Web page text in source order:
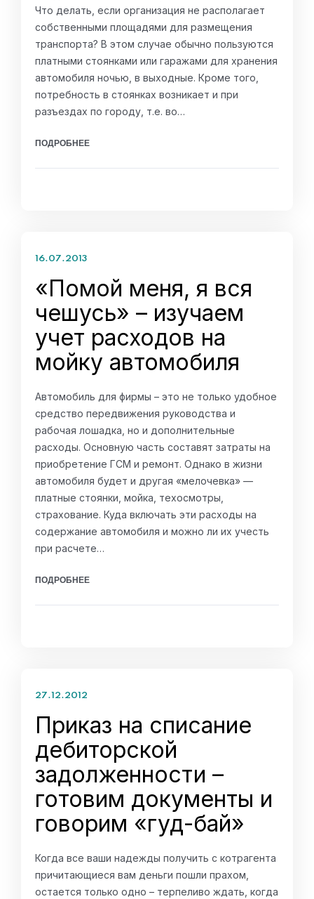
Что делать, если организация не располагает
собственными площадями для размещения
транспорта? В этом случае обычно пользуются
платными стоянками или гаражами для хранения
автомобиля ночью, в выходные. Кроме того,
потребность в стоянках возникает и при
разъездах по городу, т.е. во…
ПОДРОБНЕЕ
16.07.2013
«Помой меня, я вся
чешусь» – изучаем
учет расходов на
мойку автомобиля
Автомобиль для фирмы – это не только удобное
средство передвижения руководства и
рабочая лошадка, но и дополнительные
расходы. Основную часть составят затраты на
приобретение ГСМ и ремонт. Однако в жизни
автомобиля будет и другая «мелочевка» —
платные стоянки, мойка, техосмотры,
страхование. Куда включать эти расходы на
содержание автомобиля и можно ли их учесть
при расчете…
ПОДРОБНЕЕ
27.12.2012
Приказ на списание
дебиторской
задолженности –
готовим документы и
говорим «гуд-бай»
Когда все ваши надежды получить с котрагента
причитающиеся вам деньги пошли прахом,
остается только одно – терпеливо ждать, когда